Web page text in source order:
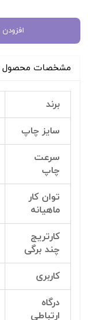
مشخصات محصول
برند
سایز چاپ
سرعت
چاپ
توان کار
ماهیانه
کارتریج
چند برگی
کاربری
درگاه
ارتباطی